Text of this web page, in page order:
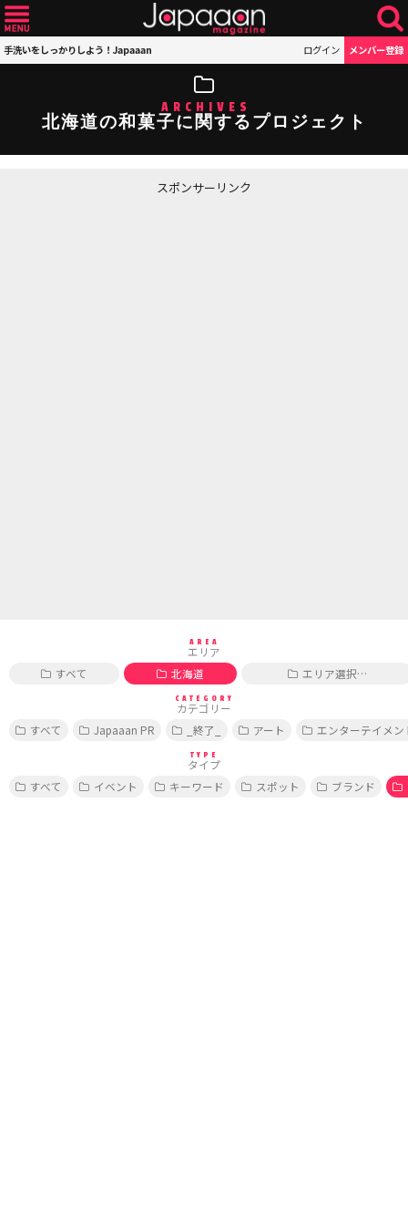
手洗いをしっかりしよう！Japaaan ログイン メンバー登録
ARCHIVES
北海道の和菓子に関するプロジェクト
スポンサーリンク
AREA
エリア
すべて
北海道 エリア選択…
CATEGORY
カテゴリー
すべて
Japaaan PR _終了_ アート エンターテイメン
TYPE
タイプ
すべて
イベント キーワード スポット ブランド